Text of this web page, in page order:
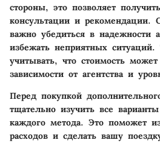
стороны, это позволяет
консультации и рекомендации.
важно убедиться в надежности
избежать неприятных ситуаций.
учитывать, что стоимость может
зависимости от агентства и
Перед покупкой
тщательно изучить все
каждого метода. Это поможет
расходов и сделать вашу